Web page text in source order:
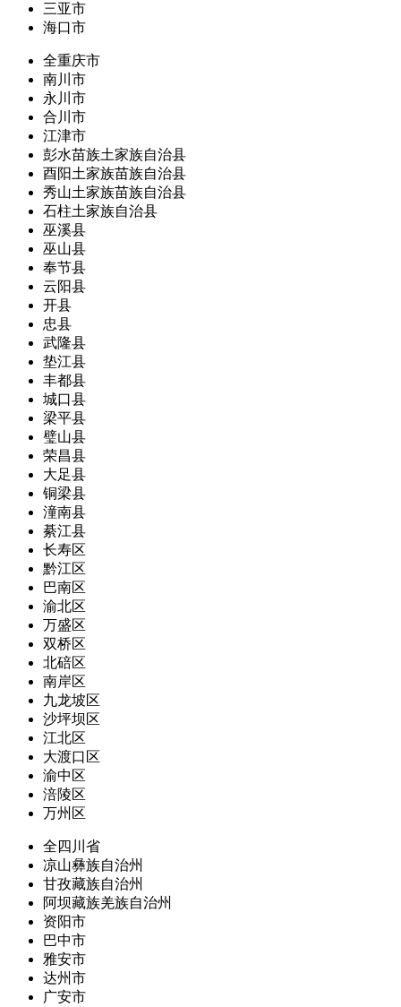
三亚市
海口市
全重庆市
南川市
永川市
合川市
江津市
彭水苗族土家族自治县
酉阳土家族苗族自治县
秀山土家族苗族自治县
石柱土家族自治县
巫溪县
巫山县
奉节县
云阳县
开县
忠县
武隆县
垫江县
丰都县
城口县
梁平县
璧山县
荣昌县
大足县
铜梁县
潼南县
綦江县
长寿区
黔江区
巴南区
渝北区
万盛区
双桥区
北碚区
南岸区
九龙坡区
沙坪坝区
江北区
大渡口区
渝中区
涪陵区
万州区
全四川省
凉山彝族自治州
甘孜藏族自治州
阿坝藏族羌族自治州
资阳市
巴中市
雅安市
达州市
广安市